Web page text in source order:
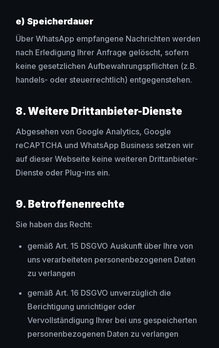
e) Speicherdauer
Über WhatsApp empfangene Nachrichten werden
nach Erledigung Ihrer Anfrage gelöscht, sofern
keine gesetzlichen Aufbewahrungspflichten (z.B.
handels- oder steuerrechtlich) entgegenstehen.
8. Weitere Drittanbieter-Dienste
Abgesehen von Google Analytics, Google
reCAPTCHA und WhatsApp Business setzen wir
auf dieser Webseite keine weiteren Drittanbieter-
Dienste oder Plug-ins ein.
9. Betroffenenrechte
Sie haben das Recht:
gemäß Art. 15 DSGVO Auskunft über Ihre von
uns verarbeiteten personenbezogenen Daten
zu verlangen
gemäß Art. 16 DSGVO unverzüglich die
Berichtigung unrichtiger oder
Vervollständigung Ihrer bei uns gespeicherten
personenbezogenen Daten zu verlangen